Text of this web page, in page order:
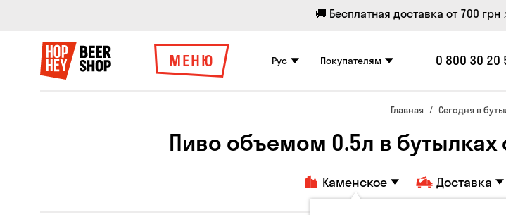
🚚 Бесплатная доставка от 700 грн
МЕНЮ Рус Покупателям 0 800 30 20
Главная Сегодня в
Пиво объемом 0.5л в
Каменское Доставка